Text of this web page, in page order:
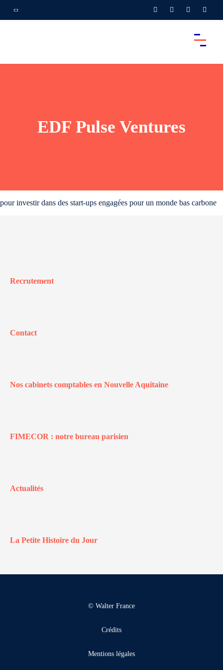
EDF Pulse Ventures
pour investir dans des start-ups engagées pour un monde bas carbone
Recrutement
Contact
Nos cabinets comptables en Nouvelle Aquitaine
FIMECOR : notre bureau parisien
Actualités
La Petite Histoire du Jour
© Walter France
Crédits
Mentions légales